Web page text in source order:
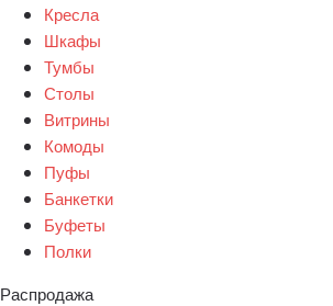
Кресла
Шкафы
Тумбы
Столы
Витрины
Комоды
Пуфы
Банкетки
Буфеты
Полки
Распродажа